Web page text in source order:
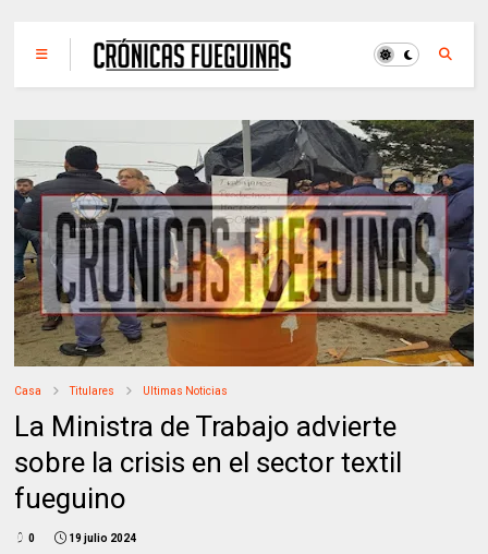
Casa Titulares Ultimas Noticias
La Ministra de Trabajo advierte
sobre la crisis en el sector textil
fueguino
0 19 julio 2024